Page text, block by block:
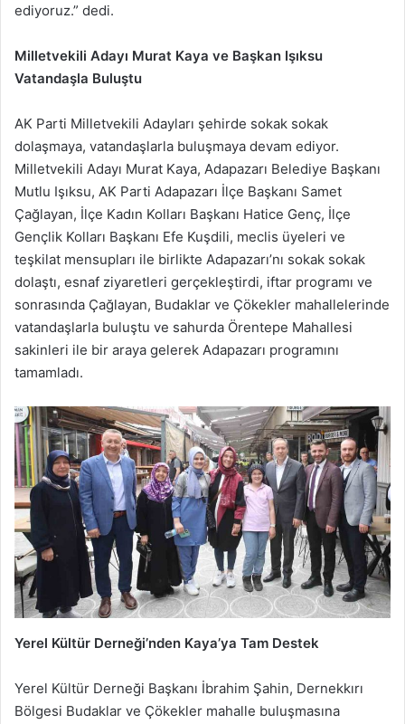
ediyoruz.” dedi.
Milletvekili Adayı Murat Kaya ve Başkan Işıksu
Vatandaşla Buluştu
AK Parti Milletvekili Adayları şehirde sokak sokak
dolaşmaya, vatandaşlarla buluşmaya devam ediyor.
Milletvekili Adayı Murat Kaya, Adapazarı Belediye Başkanı
Mutlu Işıksu, AK Parti Adapazarı İlçe Başkanı Samet
Çağlayan, İlçe Kadın Kolları Başkanı Hatice Genç, İlçe
Gençlik Kolları Başkanı Efe Kuşdili, meclis üyeleri ve
teşkilat mensupları ile birlikte Adapazarı’nı sokak sokak
dolaştı, esnaf ziyaretleri gerçekleştirdi, iftar programı ve
sonrasında Çağlayan, Budaklar ve Çökekler mahallelerinde
vatandaşlarla buluştu ve sahurda Örentepe Mahallesi
sakinleri ile bir araya gelerek Adapazarı programını
tamamladı.
Yerel Kültür Derneği’nden Kaya’ya Tam Destek
Yerel Kültür Derneği Başkanı İbrahim Şahin, Dernekkırı
Bölgesi Budaklar ve Çökekler mahalle buluşmasına